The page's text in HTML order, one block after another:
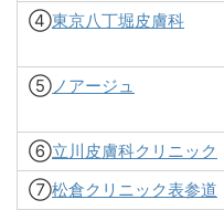
④東京八丁堀皮膚科
⑤ノアージュ
⑥立川皮膚科クリニック
⑦松倉クリニック表参道